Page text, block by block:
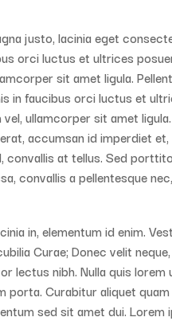
justo, lacinia eget
orci luctus et ultrices
sit amet ligula.
in faucibus orci luctus et
ullamcorper sit amet
accumsan id imperdiet
convallis at tellus. Sed
convallis a pellentesque
in, elementum id enim.
Curae; Donec velit
lectus nibh. Nulla quis lorem
porta. Curabitur aliquet
sed sit amet dui. Lorem